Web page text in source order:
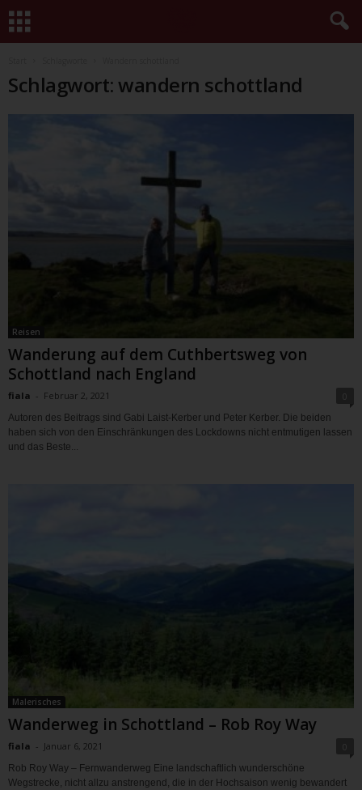
Schlagwort: wandern schottland
Reisen
Wanderung auf dem Cuthbertsweg von
Schottland nach England
fiala - Februar 2, 2021
Autoren des Beitrags sind Gabi Laist-Kerber und Peter Kerber. Die beiden
haben sich von den Einschränkungen des Lockdowns nicht entmutigen lassen
und das Beste...
Malerisches
Wanderweg in Schottland – Rob Roy Way
fiala - Januar 6, 2021
Rob Roy Way – Fernwanderweg Eine landschaftlich wunderschöne
Wegstrecke, nicht allzu anstrengend, die in der Hochsaison wenig bewandert